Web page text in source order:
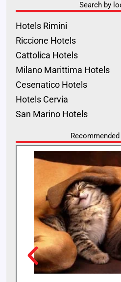
Search by
Hotels Rimini
Riccione Hotels
Cattolica Hotels
Milano Marittima Hotels
Cesenatico Hotels
Hotels Cervia
San Marino Hotels